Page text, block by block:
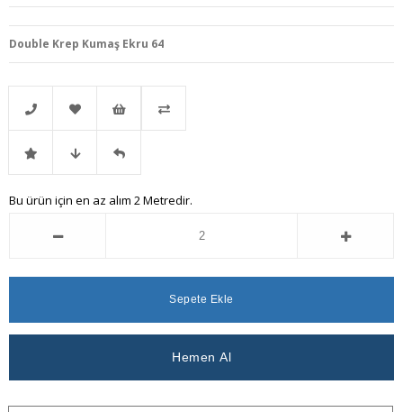
Double Krep Kumaş Ekru 64
Telefonla
Sipariş
Favorilere
Ekle
İstek
Listeme
İndirimli Fiyat
Ver
Gelince
Bu ürün için en az alım 2 Metredir.